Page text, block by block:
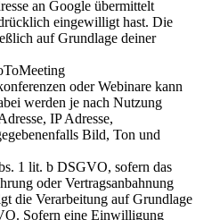
an Google übermittelt
eingewilligt hast. Die
auf Grundlage deiner
oder Webinare kann
werden je nach Nutzung
IP Adresse,
Bild, Ton und
1 lit. b DSGVO, sofern das
oder Vertragsanbahnung
die Verarbeitung auf Grundlage
Sofern eine Einwilligung